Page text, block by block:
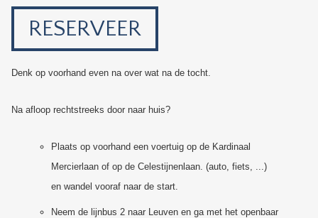
RESERVEER
Denk op voorhand even na over wat na de tocht.
Na afloop rechtstreeks door naar huis?
Plaats op voorhand een voertuig op de Kardinaal
Mercierlaan of op de Celestijnenlaan. (auto, fiets, ...)
en wandel vooraf naar de start.
Neem de lijnbus 2 naar Leuven en ga met het openbaar